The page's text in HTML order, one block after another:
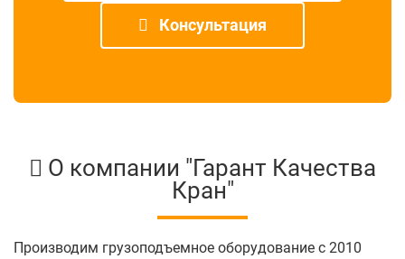
Консультация
О компании "Гарант Качества
Кран"
Производим грузоподъемное оборудование с 2010